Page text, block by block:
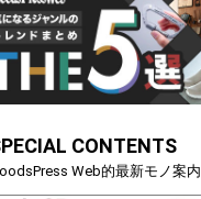
CONTENTS
Web的最新モノ案内